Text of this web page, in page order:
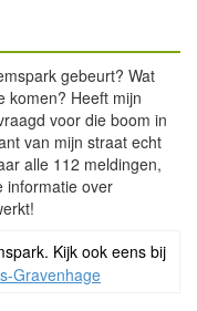
gebeurt? Wat
komen? Heeft mijn
voor die boom in
van mijn straat echt
alle 112 meldingen,
informatie over
Kijk ook eens bij
Gravenhage